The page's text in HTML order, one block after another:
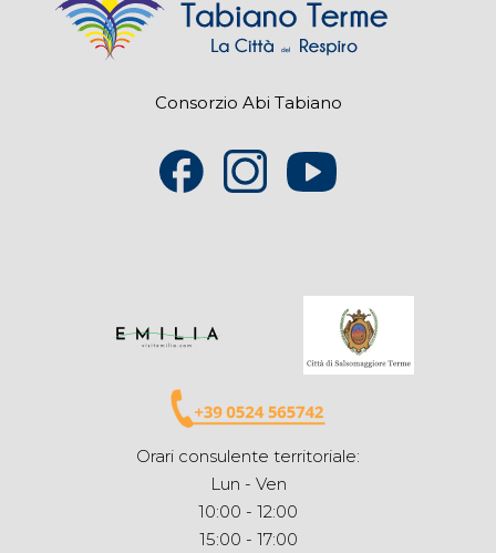
Consorzio Abi Tabiano
Orari consulente territoriale:
Lun - Ven
10:00 - 12:00
15:00 - 17:00